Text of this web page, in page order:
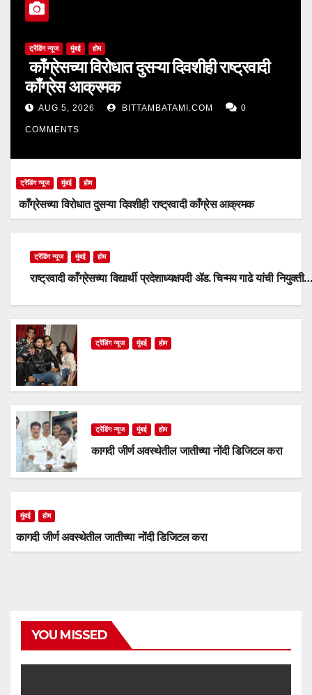
ट्रेंडिंग न्यूज मुंबई होम
काँग्रेसच्या विरोधात दुसऱ्या दिवशीही राष्ट्रवादी
काँग्रेस आक्रमक
AUG 5, 2026 BITTAMBATAMI.COM 0
COMMENTS
ट्रेंडिंग न्यूज मुंबई होम
काँग्रेसच्या विरोधात दुसऱ्या दिवशीही राष्ट्रवादी काँग्रेस आक्रमक
ट्रेंडिंग न्यूज मुंबई होम
राष्ट्रवादी काँग्रेसच्या विद्यार्थी प्रदेशाध्यक्षपदी ॲड. चिन्मय गाढे यांची नियुक्ती…
ट्रेंडिंग न्यूज मुंबई होम
ट्रेंडिंग न्यूज मुंबई होम
कागदी जीर्ण अवस्थेतील जातीच्या नोंदी डिजिटल करा
मुंबई होम
कागदी जीर्ण अवस्थेतील जातीच्या नोंदी डिजिटल करा
YOU MISSED